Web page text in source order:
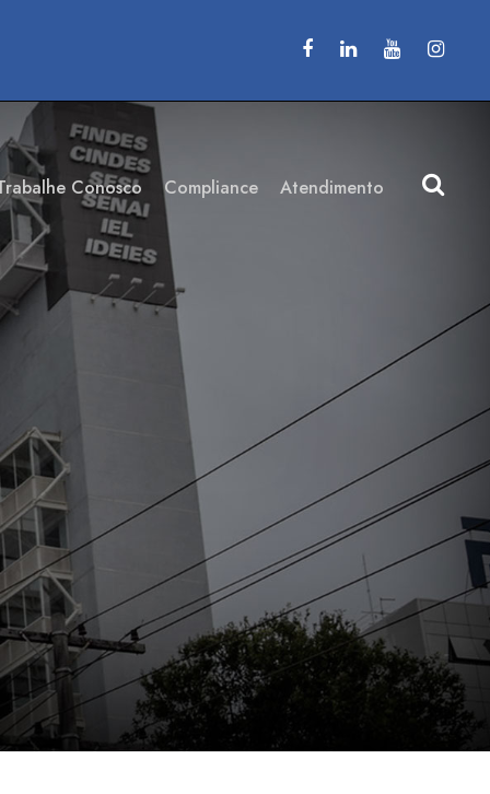
Conosco Compliance Atendimento